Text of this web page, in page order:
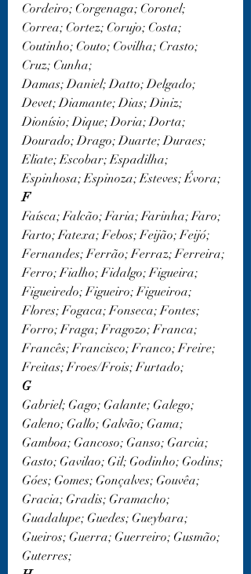
Cordeiro; Corgenaga; Coronel;
Correa; Cortez; Corujo; Costa;
Coutinho; Couto; Covilha; Crasto;
Cruz; Cunha;
Damas; Daniel; Datto; Delgado;
Devet; Diamante; Dias; Diniz;
Dionísio; Dique; Doria; Dorta;
Dourado; Drago; Duarte; Duraes;
Eliate; Escobar; Espadilha;
Espinhosa; Espinoza; Esteves; Évora;
F
Faísca; Falcão; Faria; Farinha; Faro;
Farto; Fatexa; Febos; Feijão; Feijó;
Fernandes; Ferrão; Ferraz; Ferreira;
Ferro; Fialho; Fidalgo; Figueira;
Figueiredo; Figueiro; Figueiroa;
Flores; Fogaca; Fonseca; Fontes;
Forro; Fraga; Fragozo; Franca;
Francês; Francisco; Franco; Freire;
Freitas; Froes/Frois; Furtado;
G
Gabriel; Gago; Galante; Galego;
Galeno; Gallo; Galvão; Gama;
Gamboa; Gancoso; Ganso; Garcia;
Gasto; Gavilao; Gil; Godinho; Godins;
Góes; Gomes; Gonçalves; Gouvêa;
Gracia; Gradis; Gramacho;
Guadalupe; Guedes; Gueybara;
Gueiros; Guerra; Guerreiro; Gusmão;
Guterres;